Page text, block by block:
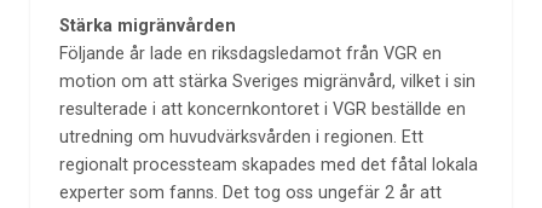
Stärka migränvården
Följande år lade en riksdagsledamot från VGR en
motion om att stärka Sveriges migränvård, vilket i sin
resulterade i att koncernkontoret i VGR beställde en
utredning om huvudvärksvården i regionen. Ett
regionalt processteam skapades med det fåtal lokala
experter som fanns. Det tog oss ungefär 2 år att